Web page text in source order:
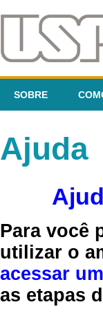
SOBRE
Ajuda
Para você
utilizar o
acessar
as etapas